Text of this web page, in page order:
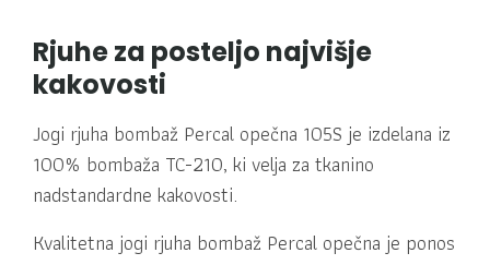
Rjuhe za posteljo najvišje
kakovosti
Jogi rjuha bombaž Percal opečna 105S je izdelana iz
100% bombaža TC-210, ki velja za tkanino
nadstandardne kakovosti.
Kvalitetna jogi rjuha bombaž Percal opečna je ponos